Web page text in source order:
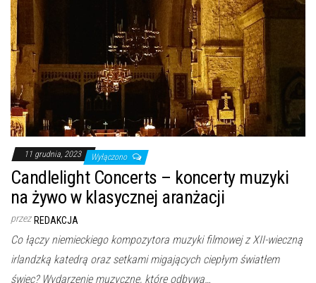
11 grudnia, 2023 Wyłączono
Candlelight Concerts – koncerty muzyki
na żywo w klasycznej aranżacji
przez REDAKCJA
Co łączy niemieckiego kompozytora muzyki filmowej z XII-wieczną
irlandzką katedrą oraz setkami migających ciepłym światłem
świec? Wydarzenie muzyczne, które odbywa…